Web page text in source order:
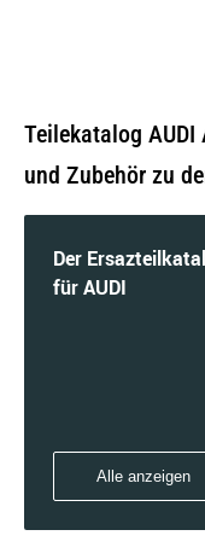
3.2 FSI quattro |
Teilekatalog AUDI
und Zubehör zu
Der
für AUDI
Alle anzeigen